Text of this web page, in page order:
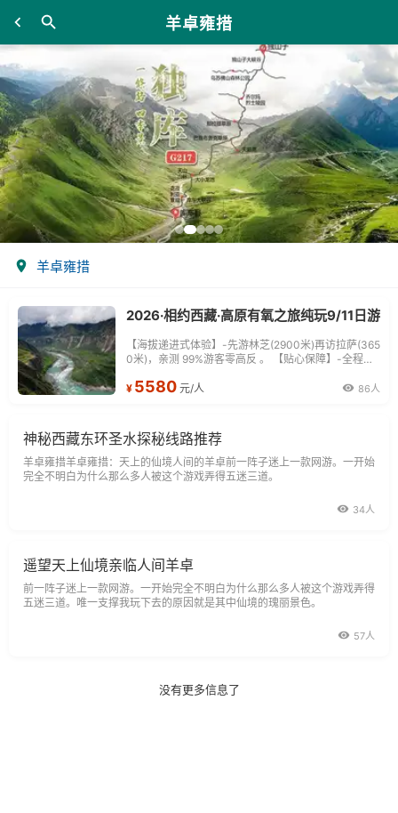
羊卓雍措
羊卓雍措
2026·相约西藏·高原有氧之旅纯玩9/11日游
【海拔递进式体验】-先游林芝(2900米)再访拉萨(365
0米)，亲测 99%游客零高反 。 【贴心保障】-全程配
拍】-雪山/圣湖/峡谷/古寺民俗深度串联，「随车航
验】-赠送藏装旅拍，夜游布达拉宫，让旅程成为有温
度的记忆 。 【绝美风光】-醉美318穿越云端，林芝秘
境藏地江南，羊卓雍措上帝打翻的调色盘 。
¥ 5580 元/人 86人
神秘西藏东环圣水探秘线路推荐
羊卓雍措羊卓雍措：天上的仙境人间的羊卓前一阵子迷上一款网游。一开始
完全不明白为什么那么多人被这个游戏弄得五迷三道。
34人
遥望天上仙境亲临人间羊卓
前一阵子迷上一款网游。一开始完全不明白为什么那么多人被这个游戏弄得
五迷三道。唯一支撑我玩下去的原因就是其中仙境的瑰丽景色。
57人
没有更多信息了